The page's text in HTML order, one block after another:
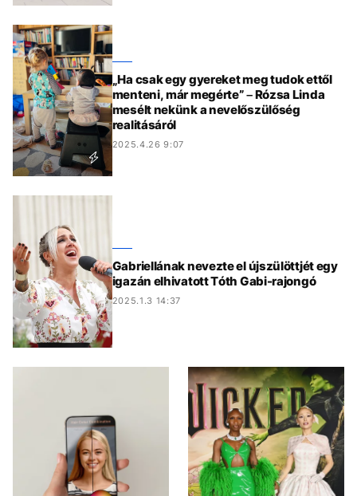
„Ha csak egy gyereket meg tudok ettől
menteni, már megérte” – Rózsa Linda
mesélt nekünk a nevelőszülőség
realitásáról
2025.4.26 9:07
Gabriellának nevezte el újszülöttjét egy
igazán elhivatott Tóth Gabi-rajongó
2025.1.3 14:37